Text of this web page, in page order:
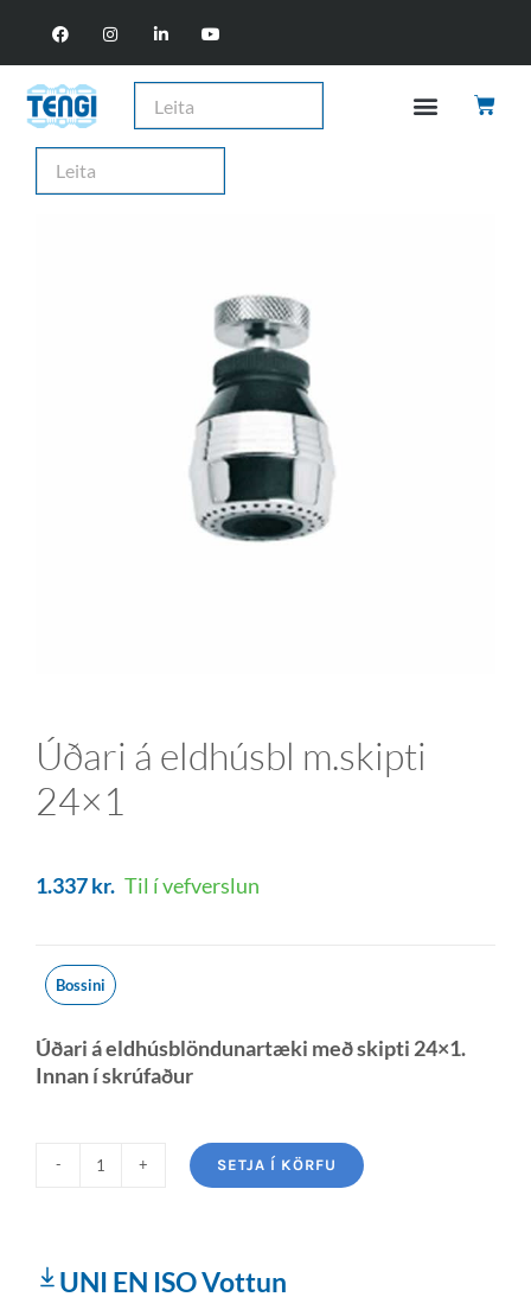
Úðari á eldhúsbl m.skipti
24×1
1.337kr. Til í vefverslun
Bossini
Úðari á eldhúsblöndunartæki með skipti 24×1.
Innan í skrúfaður
SETJA Í KÖRFU
UNI EN ISO Vottun